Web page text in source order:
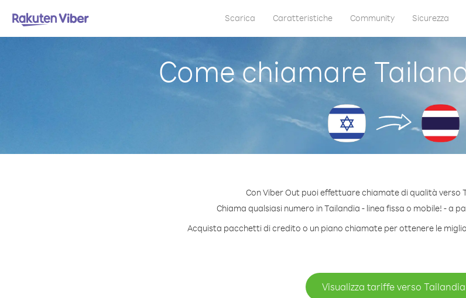
Scarica Caratteristiche Community Sicurezza
Come chiamare
Con Viber Out puoi effettuare chiamate di qualità verso
Chiama qualsiasi numero in Tailandia - linea fissa o mobile! - a
Acquista pacchetti di credito o un piano chiamate per ottenere le
Visualizza tariffe verso Tailandia